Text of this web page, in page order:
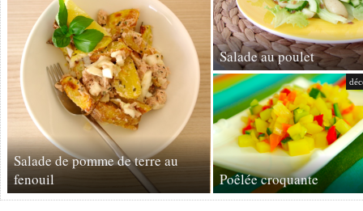
Salade de pomme de terre au
fenouil
Salade au poulet
Poêlée croquante